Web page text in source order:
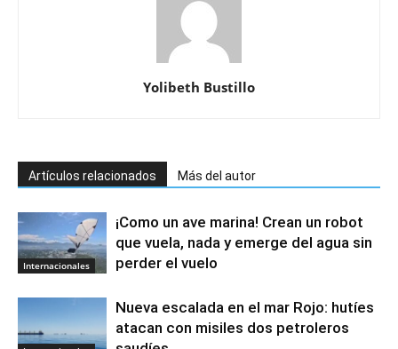
Yolibeth Bustillo
Artículos relacionados Más del autor
Internacionales
¡Como un ave marina! Crean un robot
que vuela, nada y emerge del agua sin
perder el vuelo
Nueva escalada en el mar Rojo: hutíes
atacan con misiles dos petroleros